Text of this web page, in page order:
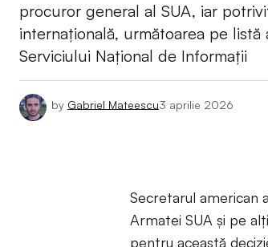
procuror general al SUA, iar
internațională, următoarea pe
Serviciului Național de Informații
by Gabriel Mateescu3 aprilie 2026
Secretarul american
Armatei SUA și pe
pentru această